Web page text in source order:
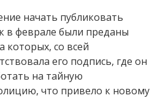
начать публиковать
в феврале были преданы
которых, со всей
его подпись, где он
на тайную
что привело к новому